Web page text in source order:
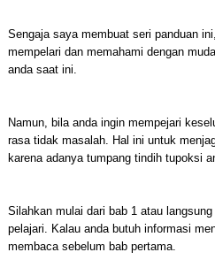
Sengaja saya membuat seri panduan
mempelari dan memahami dengan
anda saat ini.
Namun, bila anda ingin mempejari
rasa tidak masalah. Hal ini untuk
karena adanya tumpang tindih tupoksi
Silahkan mulai dari bab 1 atau
pelajari. Kalau anda butuh informasi
membaca sebelum bab pertama.